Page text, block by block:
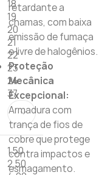
18
19
20
21
22
23
24
37
1,50
2,50
retardante a
chamas, com baixa
emissão de fumaça
e livre de halogênios.
Proteção
Mecânica
Excepcional:
Armadura com
trança de fios de
cobre que protege
contra impactos e
esmagamento.